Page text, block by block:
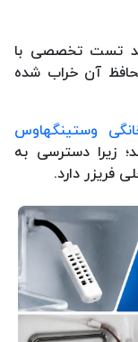
تست تخصصی با
آن خراب شده
وستینگهاوس
زیرا دسترسی به
فریزر دارد.